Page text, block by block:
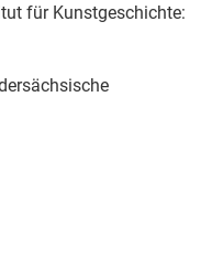
für Kunstgeschichte: